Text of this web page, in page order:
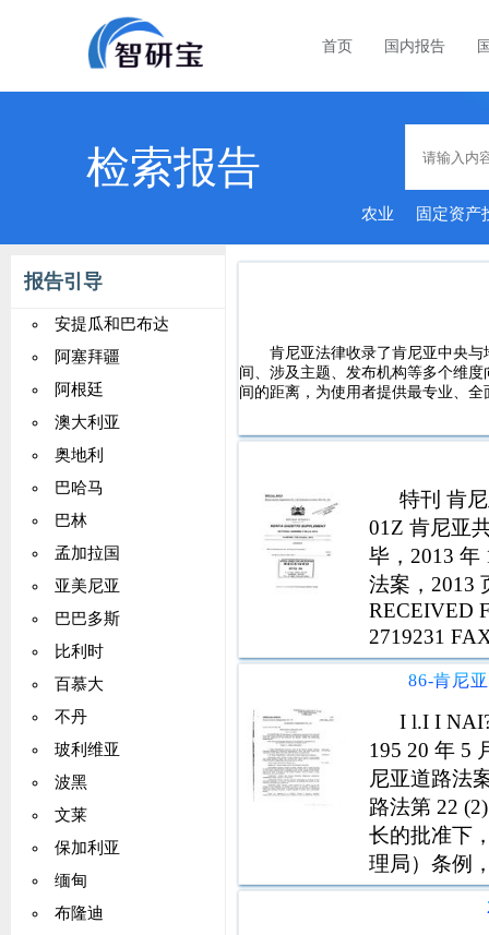
首页 国内报告
检索报告
农业 固定资产
报告引导
安提瓜和巴布达
阿塞拜疆
阿根廷
澳大利亚
奥地利
巴哈马
巴林
孟加拉国
亚美尼亚
巴巴多斯
比利时
百慕大
不丹
玻利维亚
波黑
文莱
保加利亚
缅甸
布隆迪
肯尼亚法律收录了肯尼亚中央
间、涉及主题、发布机构等多个维
间的距离，为使用者提供最专业、
特刊 肯
01Z 肯尼亚
毕，2013 年
法案，2013
RECEIVED
2719231
I l.I I
195 20 年 5
尼亚道路法
路法第 22
长的批准下
理局）条例
路（肯尼亚